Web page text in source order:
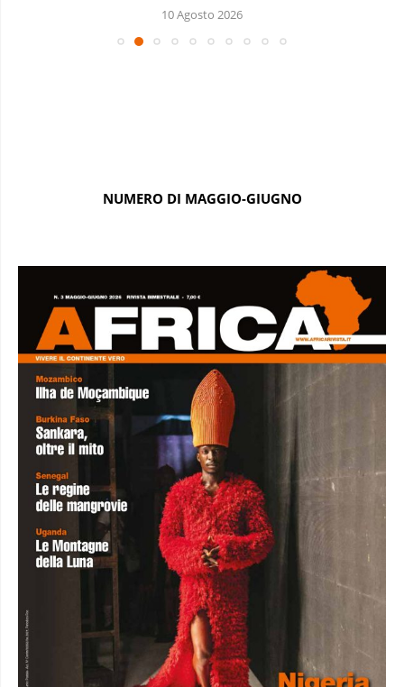
10 Agosto 2026
NUMERO DI MAGGIO-GIUGNO